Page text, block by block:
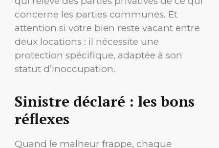
concerne les parties communes. Et
attention si votre bien reste vacant entre
deux locations : il nécessite une
protection spécifique, adaptée à son
statut d’inoccupation.
Sinistre déclaré : les bons
réflexes
Quand le malheur frappe, chaque